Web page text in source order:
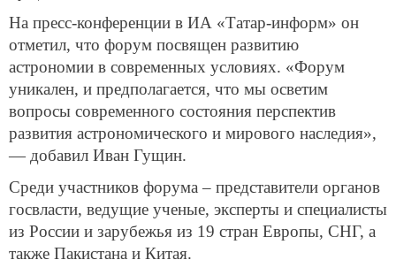
На пресс-конференции в ИА «Татар-информ» он
отметил, что форум посвящен развитию
астрономии в современных условиях. «Форум
уникален, и предполагается, что мы осветим
вопросы современного состояния перспектив
развития астрономического и мирового наследия»,
— добавил Иван Гущин.
Среди участников форума – представители органов
госвласти, ведущие ученые, эксперты и специалисты
из России и зарубежья из 19 стран Европы, СНГ, а
также Пакистана и Китая.